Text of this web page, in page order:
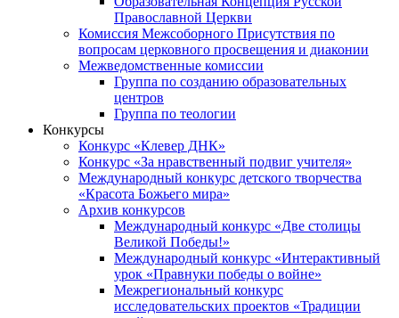
Православной Церкви
Комиссия Межсоборного Присутствия по
вопросам церковного просвещения и диаконии
Межведомственные комиссии
Группа по созданию образовательных
центров
Группа по теологии
Конкурсы
Конкурс «Клевер ДНК»
Конкурс «За нравственный подвиг учителя»
Международный конкурс детского творчества
«Красота Божьего мира»
Архив конкурсов
Международный конкурс «Две столицы
Великой Победы!»
Международный конкурс «Интерактивный
урок «Правнуки победы о войне»
Межрегиональный конкурс
исследовательских проектов «Традиции